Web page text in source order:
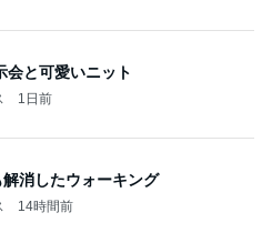
会と可愛いニット
1日前
消したウォーキング
14時間前